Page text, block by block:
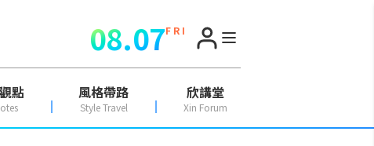
08.07F R I
點 風格帶路
Style Travel
欣講堂
Xin Forum